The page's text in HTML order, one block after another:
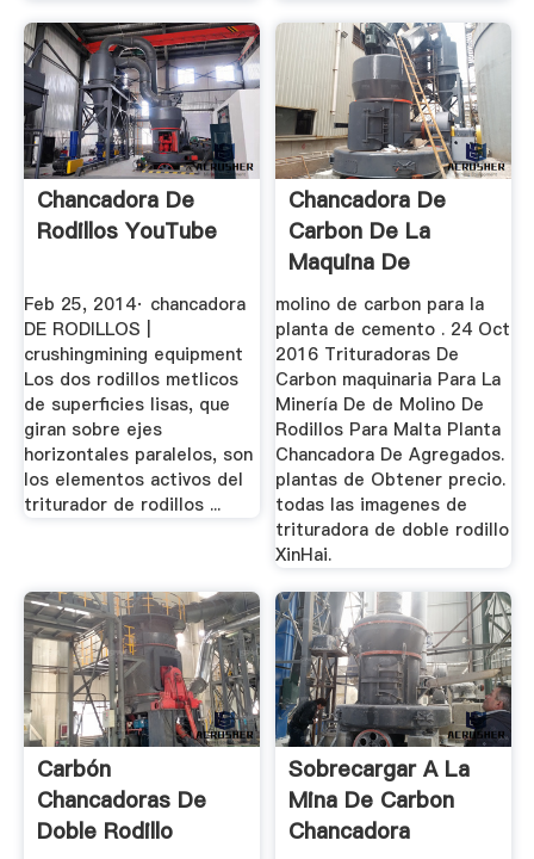
Chancadora De
Rodillos YouTube
Feb 25, 2014· chancadora
DE RODILLOS |
crushingmining equipment
Los dos rodillos metlicos
de superficies lisas, que
giran sobre ejes
horizontales paralelos, son
los elementos activos del
triturador de rodillos ...
Chancadora De
Carbon De La
Maquina De
Matériel MCC ...
molino de carbon para la
planta de cemento . 24 Oct
2016 Trituradoras De
Carbon maquinaria Para La
Minería De de Molino De
Rodillos Para Malta Planta
Chancadora De Agregados.
plantas de Obtener precio.
todas las imagenes de
trituradora de doble rodillo
XinHai.
Carbón
Chancadoras De
Doble Rodillo
Sobrecargar A La
Mina De Carbon
Chancadora